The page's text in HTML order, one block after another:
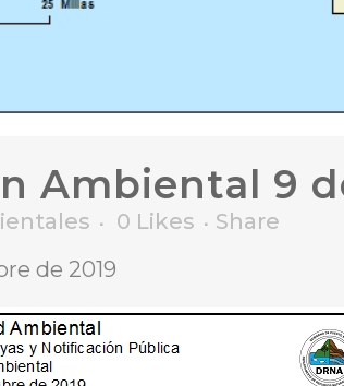
Ambiental 9
0 Likes
Share
de 2019